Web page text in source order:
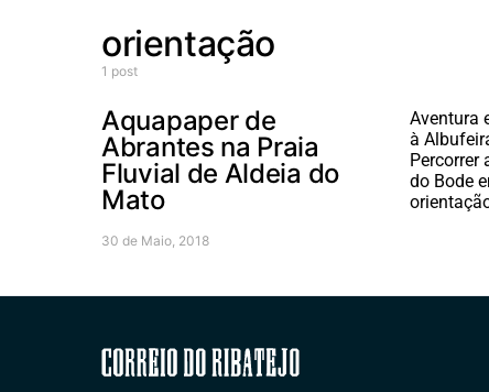
orientação
1 post
Aquapaper de
Abrantes na Praia
Fluvial de Aldeia do
Mato
Aventura
à
Percorrer
do Bode
30 de Maio, 2018
Correio do Ribatejo